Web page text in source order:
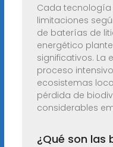
Cada tecnología
limitaciones
de baterías de
energético
significativos. La
proceso
ecosistemas
pérdida de
considerables
¿Qué son las